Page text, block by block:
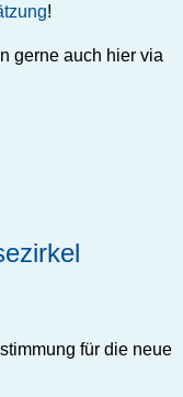
!
gerne auch hier via
für die neue